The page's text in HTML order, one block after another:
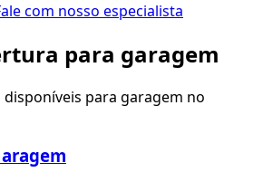
com nosso especialista
para garagem
disponíveis para garagem no